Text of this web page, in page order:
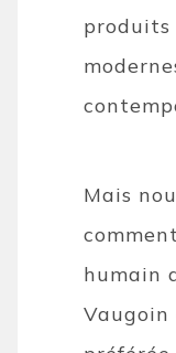
produits
Mais
humain
Vaugoin